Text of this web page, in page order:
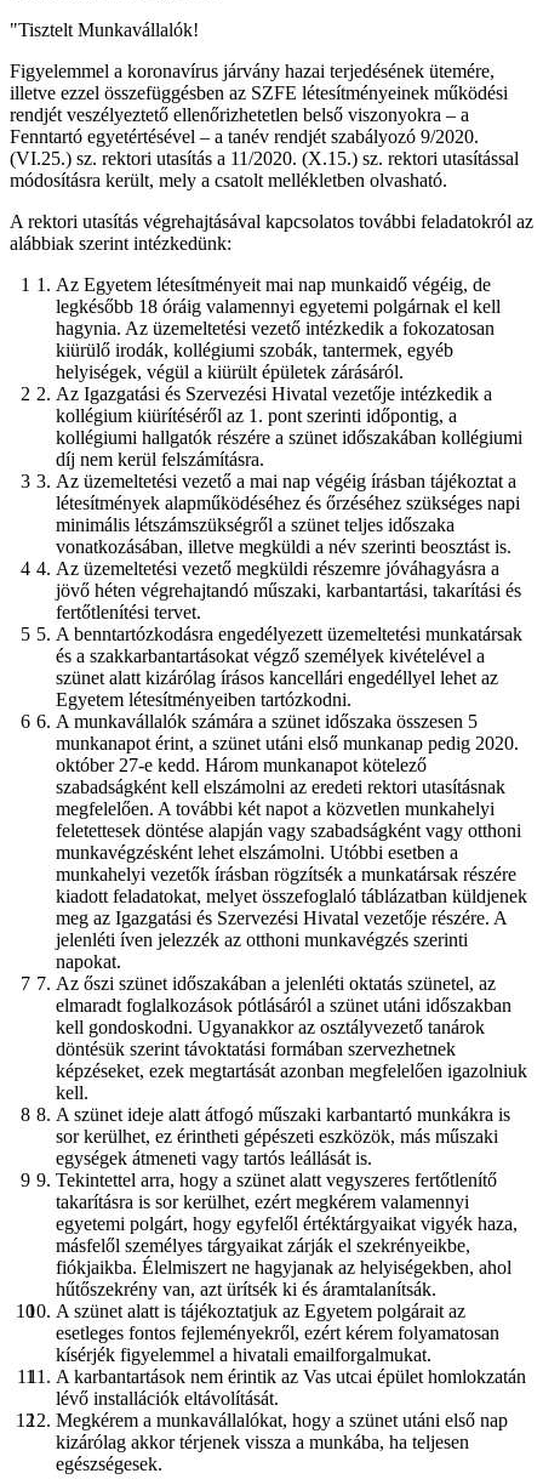
"Tisztelt Munkavállalók!
Figyelemmel a koronavírus járvány hazai terjedésének ütemére,
illetve ezzel összefüggésben az SZFE létesítményeinek működési
rendjét veszélyeztető ellenőrizhetetlen belső viszonyokra – a
Fenntartó egyetértésével – a tanév rendjét szabályozó 9/2020.
(VI.25.) sz. rektori utasítás a 11/2020. (X.15.) sz. rektori utasítással
módosításra került, mely a csatolt mellékletben olvasható.
A rektori utasítás végrehajtásával kapcsolatos további feladatokról az
alábbiak szerint intézkedünk:
Az Egyetem létesítményeit mai nap munkaidő végéig, de
legkésőbb 18 óráig valamennyi egyetemi polgárnak el kell
hagynia. Az üzemeltetési vezető intézkedik a fokozatosan
kiürülő irodák, kollégiumi szobák, tantermek, egyéb
helyiségek, végül a kiürült épületek zárásáról.
Az Igazgatási és Szervezési Hivatal vezetője intézkedik a
kollégium kiürítéséről az 1. pont szerinti időpontig, a
kollégiumi hallgatók részére a szünet időszakában kollégiumi
díj nem kerül felszámításra.
Az üzemeltetési vezető a mai nap végéig írásban tájékoztat a
létesítmények alapműködéséhez és őrzéséhez szükséges napi
minimális létszámszükségről a szünet teljes időszaka
vonatkozásában, illetve megküldi a név szerinti beosztást is.
Az üzemeltetési vezető megküldi részemre jóváhagyásra a
jövő héten végrehajtandó műszaki, karbantartási, takarítási és
fertőtlenítési tervet.
A benntartózkodásra engedélyezett üzemeltetési munkatársak
és a szakkarbantartásokat végző személyek kivételével a
szünet alatt kizárólag írásos kancellári engedéllyel lehet az
Egyetem létesítményeiben tartózkodni.
A munkavállalók számára a szünet időszaka összesen 5
munkanapot érint, a szünet utáni első munkanap pedig 2020.
október 27-e kedd. Három munkanapot kötelező
szabadságként kell elszámolni az eredeti rektori utasításnak
megfelelően. A további két napot a közvetlen munkahelyi
feletettesek döntése alapján vagy szabadságként vagy otthoni
munkavégzésként lehet elszámolni. Utóbbi esetben a
munkahelyi vezetők írásban rögzítsék a munkatársak részére
kiadott feladatokat, melyet összefoglaló táblázatban küldjenek
meg az Igazgatási és Szervezési Hivatal vezetője részére. A
jelenléti íven jelezzék az otthoni munkavégzés szerinti
napokat.
Az őszi szünet időszakában a jelenléti oktatás szünetel, az
elmaradt foglalkozások pótlásáról a szünet utáni időszakban
kell gondoskodni. Ugyanakkor az osztályvezető tanárok
döntésük szerint távoktatási formában szervezhetnek
képzéseket, ezek megtartását azonban megfelelően igazolniuk
kell.
A szünet ideje alatt átfogó műszaki karbantartó munkákra is
sor kerülhet, ez érintheti gépészeti eszközök, más műszaki
egységek átmeneti vagy tartós leállását is.
Tekintettel arra, hogy a szünet alatt vegyszeres fertőtlenítő
takarításra is sor kerülhet, ezért megkérem valamennyi
egyetemi polgárt, hogy egyfelől értéktárgyaikat vigyék haza,
másfelől személyes tárgyaikat zárják el szekrényeikbe,
fiókjaikba. Élelmiszert ne hagyjanak az helyiségekben, ahol
hűtőszekrény van, azt ürítsék ki és áramtalanítsák.
A szünet alatt is tájékoztatjuk az Egyetem polgárait az
esetleges fontos fejleményekről, ezért kérem folyamatosan
kísérjék figyelemmel a hivatali emailforgalmukat.
A karbantartások nem érintik az Vas utcai épület homlokzatán
lévő installációk eltávolítását.
Megkérem a munkavállalókat, hogy a szünet utáni első nap
kizárólag akkor térjenek vissza a munkába, ha teljesen
egészségesek.